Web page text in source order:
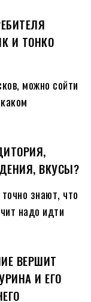
И ТОНКО
можно сойти
ВКУСЫ?
знают, что
надо идти
ВЕРШИТ
И ЕГО